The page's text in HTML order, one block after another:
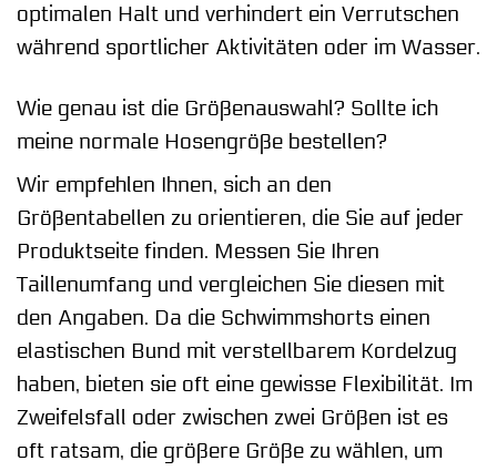
optimalen Halt und verhindert ein Verrutschen
während sportlicher Aktivitäten oder im Wasser.
Wie genau ist die Größenauswahl? Sollte ich
meine normale Hosengröße bestellen?
Wir empfehlen Ihnen, sich an den
Größentabellen zu orientieren, die Sie auf jeder
Produktseite finden. Messen Sie Ihren
Taillenumfang und vergleichen Sie diesen mit
den Angaben. Da die Schwimmshorts einen
elastischen Bund mit verstellbarem Kordelzug
haben, bieten sie oft eine gewisse Flexibilität. Im
Zweifelsfall oder zwischen zwei Größen ist es
oft ratsam, die größere Größe zu wählen, um